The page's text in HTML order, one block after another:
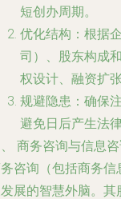
短创办周期。
优化结构 ：根据
司）、股东构成
权设计、融资扩
规避隐患 ：确保
避免日后产生法律
商务咨询与信息
咨询（包括商务
展的智慧外脑。其